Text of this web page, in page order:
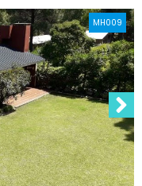
MH009